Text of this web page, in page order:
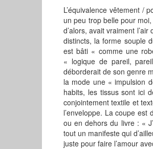
L’équivalence vêtement /
un peu trop belle pour
d’alors, avait vraiment
distincts, la forme souple
est bâti « comme une
« logique de pareil,
déborderait de son genre
la mode une « impulsion
habits, les tissus sont ici
conjointement textile et
l’enveloppe. La coupe est
ou en dehors du livre : «
tout un manifeste qui
juste pour faire l’amour